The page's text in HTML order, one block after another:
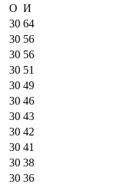
О И
30 64
30 56
30 56
30 51
30 49
30 46
30 43
30 42
30 41
30 38
30 36